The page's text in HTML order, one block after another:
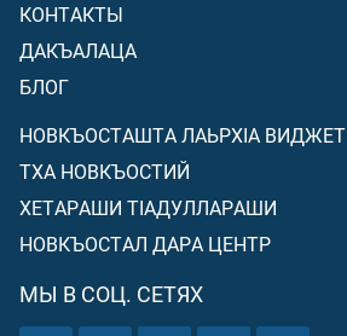
КОНТАКТЫ
ДАКЪАЛАЦА
БЛОГ
НОВКЪОСТАШТА ЛАЬРХIА ВИДЖЕТ
ТХА НОВКЪОСТИЙ
ХЕТАРАШИ ТIАДУЛЛАРАШИ
НОВКЪОСТАЛ ДАРА ЦЕНТР
МЫ В СОЦ. СЕТЯХ